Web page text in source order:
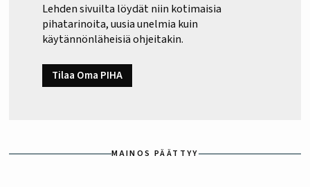
Lehden sivuilta löydät niin kotimaisia
pihatarinoita, uusia unelmia kuin
käytännönläheisiä ohjeitakin.
Tilaa Oma PIHA
MAINOS PÄÄTTYY